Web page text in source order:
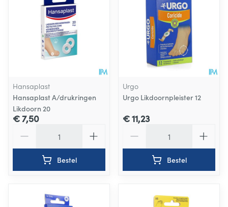
Hansaplast
Hansaplast A/drukringen
Likdoorn 20
€ 7,50
Bestel
Urgo
Urgo Likdoornpleister 12
€ 11,23
Bestel